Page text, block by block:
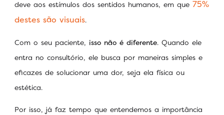
deve aos estímulos dos sentidos humanos, em que 75%
destes são visuais.
Com o seu paciente, isso não é diferente. Quando ele
entra no consultório, ele busca por maneiras simples e
eficazes de solucionar uma dor, seja ela física ou
estética.
Por isso, já faz tempo que entendemos a importância